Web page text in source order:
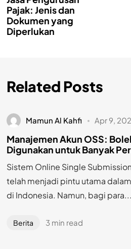
Pajak: Jenis dan
Dokumen yang
Diperlukan
Related Posts
Mamun Al Kahfi Apr 9,
Manajemen Akun OSS:
Digunakan untuk Banyak
Sistem Online Single
telah menjadi pintu utama
di Indonesia. Namun, bagi para...
Berita 3 min read